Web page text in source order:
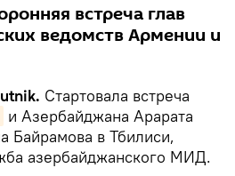
встреча глав
ведомств Армении и
Стартовала встреча
и Азербайджана Арарата
Байрамова в Тбилиси,
азербайджанского МИД.